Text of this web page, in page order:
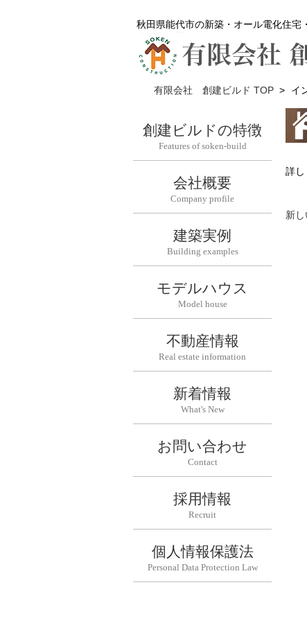
秋田県能代市の新築・オール電化住
有限会社 創建ビルド TOP > イ
詳
新
創建ビルドの特徴
Features of soken-build
会社概要
Company profile
建築実例
Building examples
モデルハウス
Model house
不動産情報
Real estate information
新着情報
What's New
お問い合わせ
Contact
採用情報
Recruit
個人情報保護法
Personal Data Protection Law